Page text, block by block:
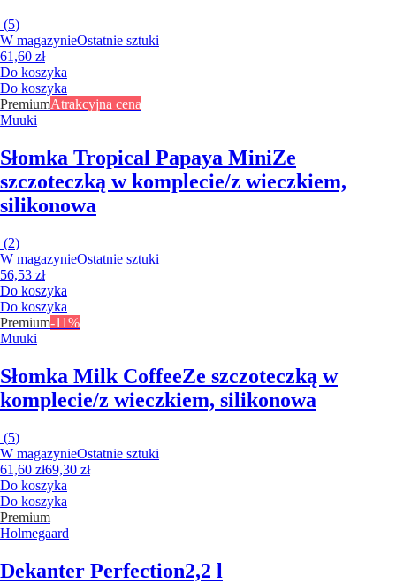
(5)
W magazynieOstatnie sztuki
61,60 zł
Do koszyka
Do koszyka
PremiumAtrakcyjna cena
Muuki
Słomka Tropical Papaya MiniZe
szczoteczką w komplecie/z wieczkiem,
silikonowa
(2)
W magazynieOstatnie sztuki
56,53 zł
Do koszyka
Do koszyka
Premium-11%
Muuki
Słomka Milk CoffeeZe szczoteczką w
komplecie/z wieczkiem, silikonowa
(5)
W magazynieOstatnie sztuki
61,60 zł69,30 zł
Do koszyka
Do koszyka
Premium
Holmegaard
Dekanter Perfection2,2 l